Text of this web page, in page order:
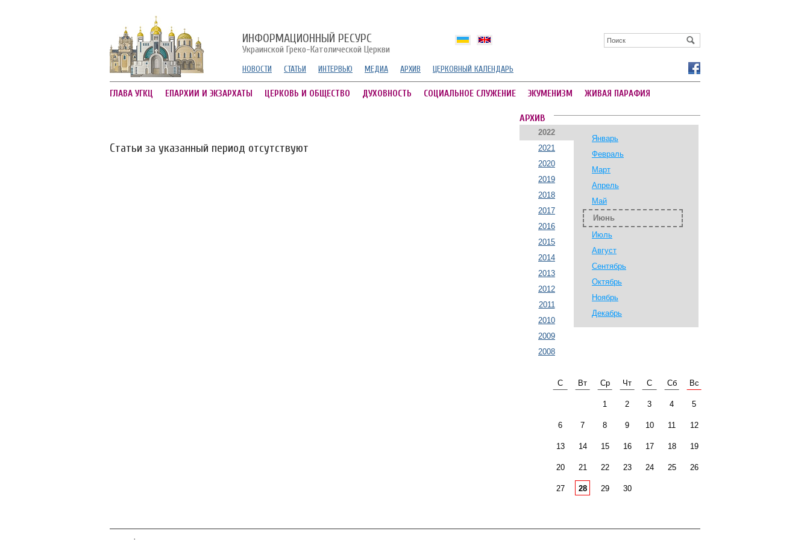
ИНФОРМАЦИОННЫЙ РЕСУРС
Украинской Греко-Католической Церкви
НОВОСТИ СТАТЬИ ИНТЕРВЬЮ МЕДИА АРХИВ ЦЕРКОВНЫЙ КАЛЕНДАРЬ
ГЛАВА УГКЦ ЕПАРХИИ И ЭКЗАРХАТЫ ЦЕРКОВЬ И ОБЩЕСТВО ДУХОВНОСТЬ СОЦИАЛЬНОЕ СЛУЖЕНИЕ ЭКУМЕНИЗМ ЖИВАЯ ПАРАФИЯ
Статьи за указанный период отсутствуют
АРХИВ
2022
2021
2020
2019
2018
2017
2016
2015
2014
2013
2012
2011
2010
2009
2008
Январь
Февраль
Март
Апрель
Май
Июнь
Июль
Август
Сентябрь
Октябрь
Ноябрь
Декабрь
С Вт Ср Чт С Сб Вс
1 2 3 4 5
6 7 8 9 10 11 12
13 14 15 16 17 18 19
20 21 22 23 24 25 26
27 28 29 30